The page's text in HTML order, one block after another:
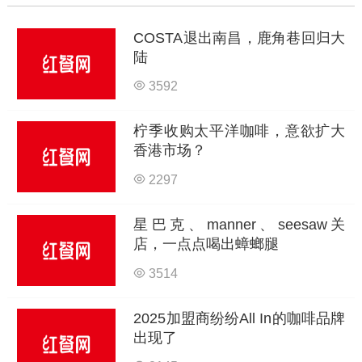
COSTA退出南昌，鹿角巷回归大
陆
3592
柠季收购太平洋咖啡，意欲扩大
香港市场？
2297
星巴克、manner、seesaw关
店，一点点喝出蟑螂腿
3514
2025加盟商纷纷All In的咖啡品牌
出现了